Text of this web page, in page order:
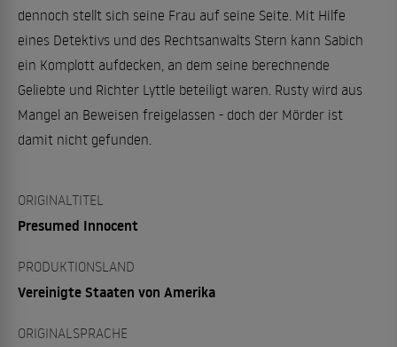
dennoch stellt sich seine Frau auf seine Seite. Mit Hilfe
eines Detektivs und des Rechtsanwalts Stern kann Sabich
ein Komplott aufdecken, an dem seine berechnende
Geliebte und Richter Lyttle beteiligt waren. Rusty wird aus
Mangel an Beweisen freigelassen - doch der Mörder ist
damit nicht gefunden.
ORIGINALTITEL
Presumed Innocent
PRODUKTIONSLAND
Vereinigte Staaten von Amerika
ORIGINALSPRACHE